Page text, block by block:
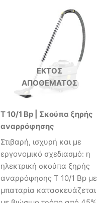
ΕΚΤΌΣ
ΑΠΟΘΈΜΑΤΟΣ
T 10/1 Bp | Σκούπα ξηρής
αναρρόφησης
Στιβαρή, ισχυρή και με
εργονομικό σχεδιασμό: η
ηλεκτρική σκούπα ξηρής
αναρρόφησης T 10/1 Bp με
μπαταρία κατασκευάζεται